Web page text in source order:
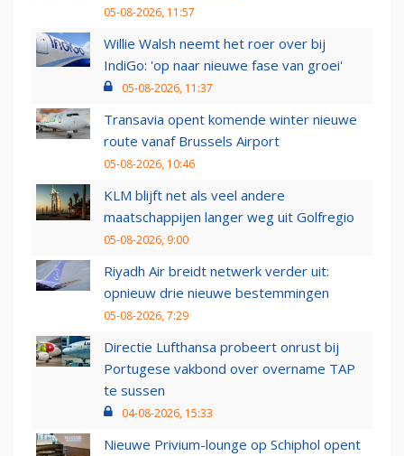
05-08-2026, 11:57
Willie Walsh neemt het roer over bij
IndiGo: 'op naar nieuwe fase van groei'
05-08-2026, 11:37
Transavia opent komende winter nieuwe
route vanaf Brussels Airport
05-08-2026, 10:46
KLM blijft net als veel andere
maatschappijen langer weg uit Golfregio
05-08-2026, 9:00
Riyadh Air breidt netwerk verder uit:
opnieuw drie nieuwe bestemmingen
05-08-2026, 7:29
Directie Lufthansa probeert onrust bij
Portugese vakbond over overname TAP
te sussen
04-08-2026, 15:33
Nieuwe Privium-lounge op Schiphol opent